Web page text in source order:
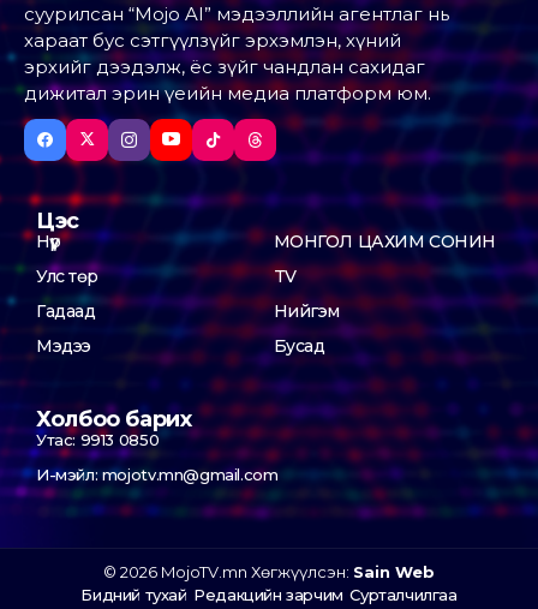
суурилсан “Mojo AI” мэдээллийн агентлаг нь
хараат бус сэтгүүлзүйг эрхэмлэн, хүний
эрхийг дээдэлж, ёс зүйг чандлан сахидаг
дижитал эрин үеийн медиа платформ юм.
Цэс
Нүүр
МОНГОЛ ЦАХИМ СОНИН
Улс төр
TV
Гадаад
Нийгэм
Мэдээ
Бусад
Холбоо барих
Утас: 9913 0850
И-мэйл: mojotv.mn@gmail.com
© 2026 MojoTV.mn Хөгжүүлсэн: Sain Web
Бидний тухай Редакцийн зарчим Сурталчилгаа